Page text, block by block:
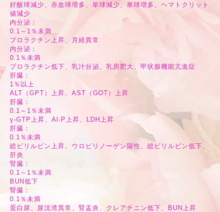
好酸球減少、赤血球増多、単球減少、単球増多、ヘマトクリット
値減少
内分泌：
0.1～1％未満
プロラクチン上昇、月経異常
内分泌：
0.1％未満
プロラクチン低下、乳汁分泌、乳房肥大、甲状腺機能亢進症
肝臓：
1％以上
ALT（GPT）上昇、AST（GOT）上昇
肝臓：
0.1～1％未満
γ-GTP上昇、Al-P上昇、LDH上昇
肝臓：
0.1％未満
総ビリルビン上昇、ウロビリノーゲン陽性、総ビリルビン低下、
肝炎
腎臓：
0.1～1％未満
BUN低下
腎臓：
0.1％未満
蛋白尿、尿沈渣異常、腎盂炎、クレアチニン低下、BUN上昇